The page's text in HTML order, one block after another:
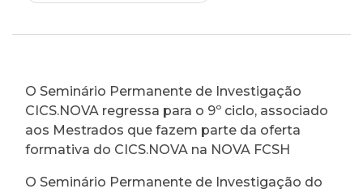
O Seminário Permanente de Investigação
CICS.NOVA regressa para o 9º ciclo, associado
aos Mestrados que fazem parte da oferta
formativa do CICS.NOVA na NOVA FCSH
O Seminário Permanente de Investigação do